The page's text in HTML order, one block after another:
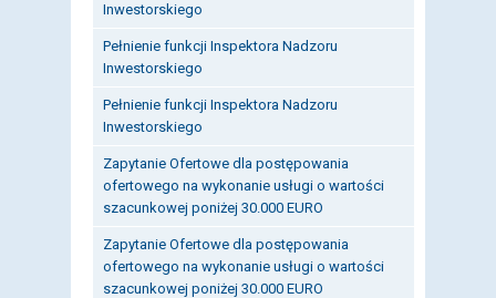
Inwestorskiego
Pełnienie funkcji Inspektora Nadzoru
Inwestorskiego
Pełnienie funkcji Inspektora Nadzoru
Inwestorskiego
Zapytanie Ofertowe dla postępowania
ofertowego na wykonanie usługi o wartości
szacunkowej poniżej 30.000 EURO
Zapytanie Ofertowe dla postępowania
ofertowego na wykonanie usługi o wartości
szacunkowej poniżej 30.000 EURO